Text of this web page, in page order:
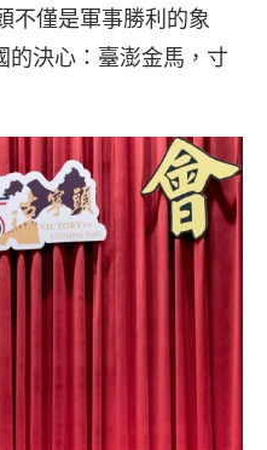
不僅是軍事勝利的象
決心：臺澎金馬，寸